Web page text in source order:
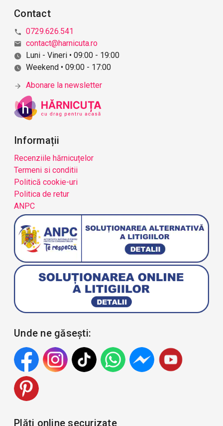
ă
r
i
i
Contact
0729.626.541
contact@harnicuta.ro
Luni - Vineri • 09:00 - 19:00
Weekend • 09:00 - 17:00
Abonare la newsletter
Informații
Recenziile hărnicuțelor
Termeni si conditii
Politică cookie-uri
Politica de retur
ANPC
Unde ne găsești:
Plăți online securizate